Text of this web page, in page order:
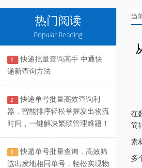
热门阅读
Popular Reading
1
快递批量查询高手 中通快
递新查询方法
2
快递单号批量高效查询利
器，智能排序轻松掌握发出物流
时间，一键解决繁琐管理难题！
3
快递单号批量查询，高效筛
选出发地相同单号，轻松实现物
当
在
简
素
多